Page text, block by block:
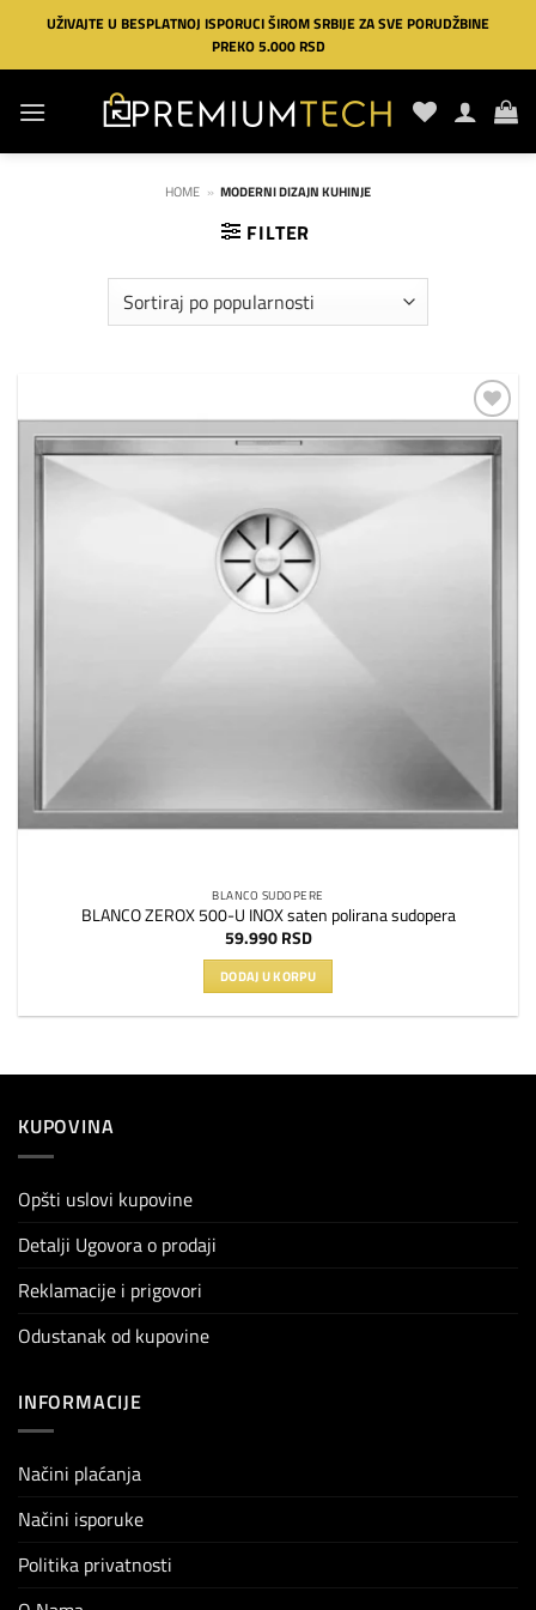
Preskoči
sadržaj
UŽIVAJTE U BESPLATNOJ ISPORUCI ŠIROM SRBIJE ZA SVE PORUDŽBINE
PREKO 5.000 RSD
HOME » MODERNI DIZAJN KUHINJE
FILTER
Dodaj
na
listu
BLANCO SUDOPERE
BLANCO ZEROX 500-U INOX saten polirana sudopera
59.990 RSD
DODAJ U KORPU
KUPOVINA
Opšti uslovi kupovine
Detalji Ugovora o prodaji
Reklamacije i prigovori
Odustanak od kupovine
INFORMACIJE
Načini plaćanja
Načini isporuke
Politika privatnosti